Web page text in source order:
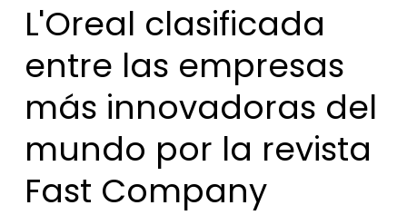
L'Oreal clasificada
entre las empresas
más innovadoras del
mundo por la revista
Fast Company